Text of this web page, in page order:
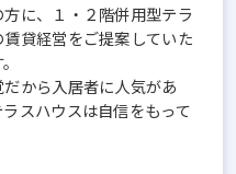
に、１・２階併用型テラ
貸経営をご提案していた
から入居者に人気があ
スハウスは自信をもって